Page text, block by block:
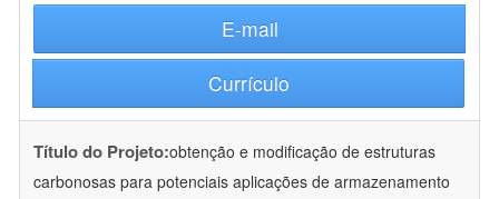
E-mail
Currículo
Título do Projeto:obtenção e modificação de estruturas
carbonosas para potenciais aplicações de armazenamento